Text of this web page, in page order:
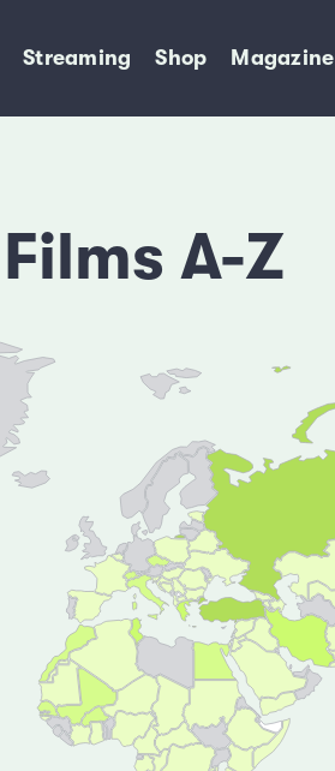
Streaming Shop Magazine
Films A-Z